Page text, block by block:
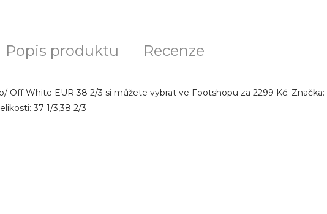
Popis produktu Recenze
Off White EUR 38 2/3 si můžete vybrat ve Footshopu za 2299 Kč. Značka:
37 1/3,38 2/3